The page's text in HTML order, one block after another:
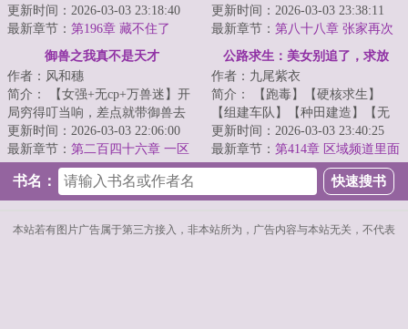
次，重生两次，第三次被拉进了...
更新时间：2026-03-03 23:18:40
最新章节： 第196章 藏不住了
债，惨遭冥王老爹踹去人间。
...
更新时间：2026-03-03 23:38:11
最新章节： 第八十八章 张家再次
伟大~
御兽之我真不是天才
作者：风和穗
简介： 【女强+无cp+万兽迷】开
局穷得叮当响，差点就带御兽去
吃土。好在半道觉醒，面板诞
生。...
更新时间：2026-03-03 22:06:00
最新章节： 第二百四十六章 一区
公路求生：美女别追了，求放
过！
作者：九尾紫衣
简介： 【跑毒】【硬核求生】
【组建车队】【种田建造】【无
系统】【设定严谨】\n
更新时间：2026-03-03 23:40:25
最新章节： 第414章 区域频道里面
的骂战
书名：
本站若有图片广告属于第三方接入，非本站所为，广告内容与本站无关，不代表